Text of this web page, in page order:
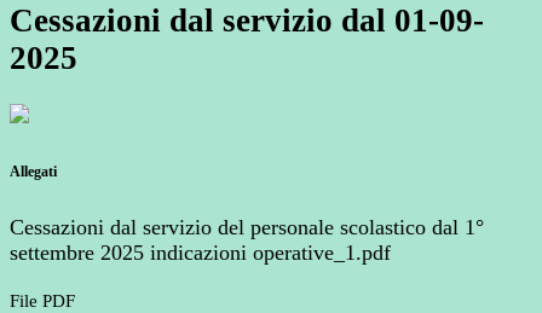
Cessazioni dal servizio dal 01-09-
2025
Allegati
Cessazioni dal servizio del personale scolastico dal 1°
settembre 2025 indicazioni operative_1.pdf
File PDF